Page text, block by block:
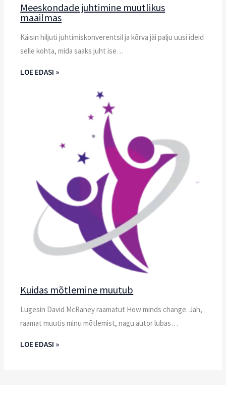
Meeskondade juhtimine muutlikus
maailmas
Käisin hiljuti juhtimiskonverentsil ja kõrva jäi palju uusi ideid
selle kohta, mida saaks juht ise…
LOE EDASI »
Kuidas mõtlemine muutub
Lugesin David McRaney raamatut How minds change. Jah,
raamat muutis minu mõtlemist, nagu autor lubas…
LOE EDASI »